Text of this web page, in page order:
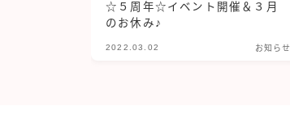
☆５周年☆イベント開催＆３月
のお休み♪
2022.03.02 お知らせ